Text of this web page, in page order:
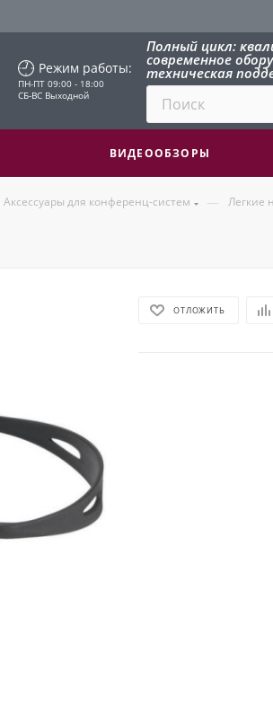
Режим работы:
ПН-ПТ 09:00 - 18:00
СБ-ВС Выходной
Полный цикл:
современное
техническая
ВИДЕООБЗОРЫ
Аксессуары для конференц-систем — Легкие
ОТЛОЖИТЬ